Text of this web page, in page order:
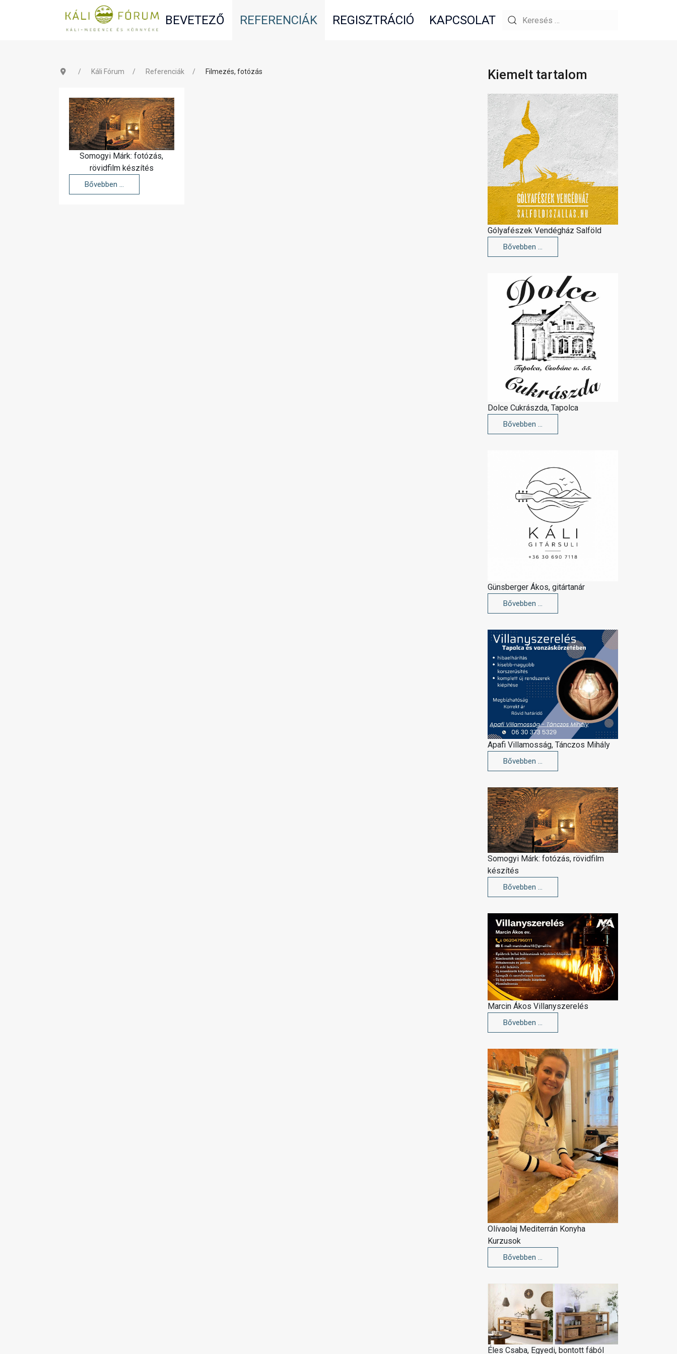
BEVETEZŐ REFERENCIÁK REGISZTRÁCIÓ KAPCSOLAT
Káli Fórum Referenciák Filmezés, fotózás
Somogyi Márk: fotózás,
rövidfilm készítés
Bővebben …
Kiemelt tartalom
Gólyafészek Vendégház Salföld
Bővebben …
Dolce Cukrászda, Tapolca
Bővebben …
Günsberger Ákos, gitártanár
Bővebben …
Apafi Villamosság, Tánczos Mihály
Bővebben …
Somogyi Márk: fotózás, rövidfilm
készítés
Bővebben …
Marcin Ákos Villanyszerelés
Bővebben …
Olívaolaj Mediterrán Konyha
Kurzusok
Bővebben …
Éles Csaba, Egyedi, bontott fából